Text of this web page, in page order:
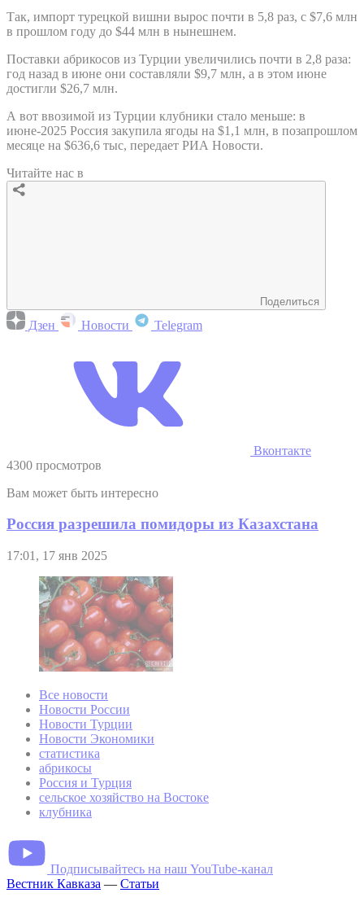
Так, импорт турецкой вишни вырос почти в 5,8 раз, с $7,6 млн
в прошлом году до $44 млн в нынешнем.
Поставки абрикосов из Турции увеличились почти в 2,8 раза:
год назад в июне они составляли $9,7 млн, а в этом июне
достигли $26,7 млн.
А вот ввозимой из Турции клубники стало меньше: в
июне-2025 Россия закупила ягоды на $1,1 млн, в позапрошлом
месяце на $636,6 тыс, передает РИА Новости.
Читайте нас в
Поделиться
Дзен Новости Telegram
Вконтакте
4300 просмотров
Вам может быть интересно
Россия разрешила помидоры из Казахстана
17:01, 17 янв 2025
Все новости
Новости России
Новости Турции
Новости Экономики
статистика
абрикосы
Россия и Турция
сельское хозяйство на Востоке
клубника
Подписывайтесь на наш YouTube-канал
Вестник Кавказа — Статьи